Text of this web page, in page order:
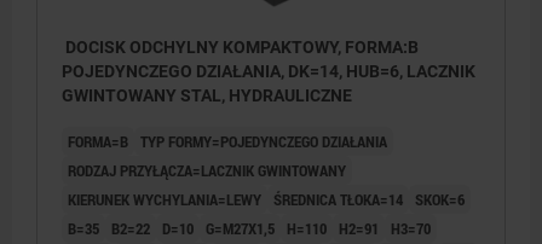
DOCISK ODCHYLNY KOMPAKTOWY, FORMA:B
POJEDYNCZEGO DZIAŁANIA, DK=14, HUB=6, LACZNIK
GWINTOWANY STAL, HYDRAULICZNE
FORMA=B TYP FORMY=POJEDYNCZEGO DZIAŁANIA
RODZAJ PRZYŁĄCZA=LACZNIK GWINTOWANY
KIERUNEK WYCHYLANIA=LEWY
ŚREDNICA TŁOKA=14
SKOK=6
B=35
B2=22 D=10 G=M27X1,5 H=110 H2=91
H3=70